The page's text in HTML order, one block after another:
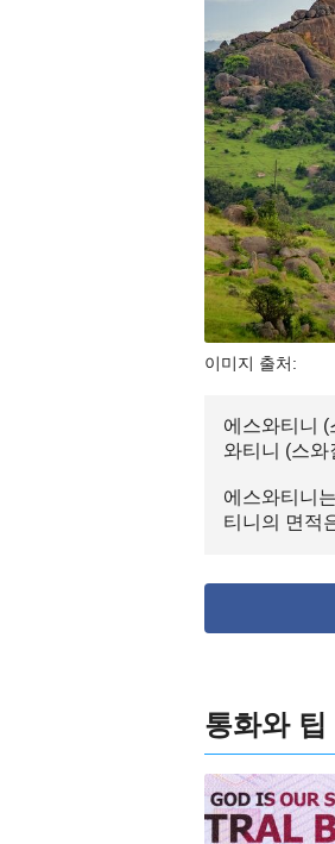
이미지 출처:
에스와티니
와티니 (스와
에스와티니
티니의 면적
통화와 팁